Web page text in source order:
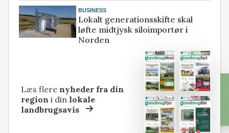
BUSINESS
Lokalt generationsskifte skal
løfte midtjysk siloimportør i
Norden
Læs flere nyheder fra din
region i dinlokale
landbrugsavis